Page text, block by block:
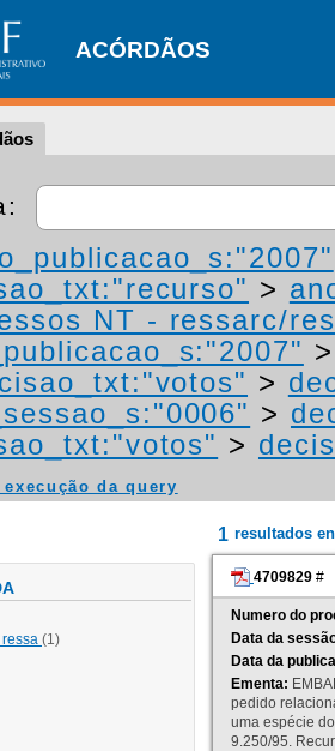
ACÓRDÃOS
>
NT - ressarc/
>
>
>
>
da query
ressa (1)
1 resultados
4709829 #
Numero do
Data da
Data da
Ementa:
pedido
uma espécie
9.250/95.